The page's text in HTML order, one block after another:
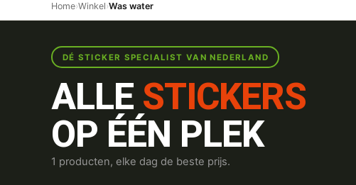
Home›Winkel›Was water
DÉ STICKER SPECIALIST VAN NEDERLAND
ALLE STICKERS
OP ÉÉN PLEK
1 producten, elke dag de beste prijs.